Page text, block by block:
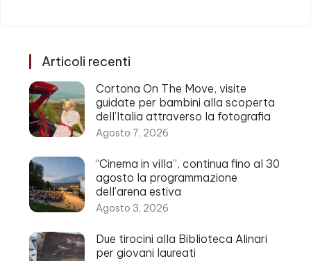
Articoli recenti
Cortona On The Move, visite
guidate per bambini alla scoperta
dell’Italia attraverso la fotografia
Agosto 7, 2026
“Cinema in villa”, continua fino al 30
agosto la programmazione
dell’arena estiva
Agosto 3, 2026
Due tirocini alla Biblioteca Alinari
per giovani laureati